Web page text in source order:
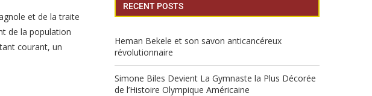
et de la traite
de la population
courant, un
RECENT POSTS
Heman Bekele et son savon anticancéreux
révolutionnaire
Simone Biles Devient La Gymnaste la Plus Décorée
de l’Histoire Olympique Américaine